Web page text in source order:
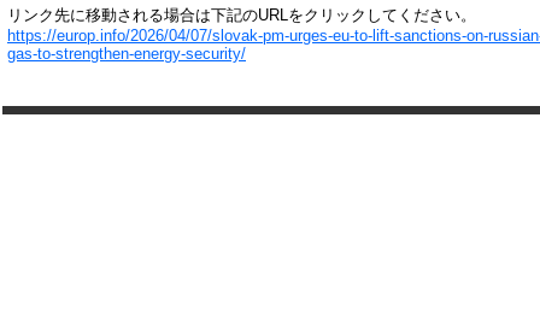
リンク先に移動される場合は下記のURLをクリックしてください。
https://europ.info/2026/04/07/slovak-pm-urges-eu-to-lift-sanctions-on-
gas-to-strengthen-energy-security/